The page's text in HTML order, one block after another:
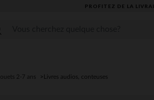
PROFITEZ DE LA
Jouets 2-7 ans Livres audios, conteuses